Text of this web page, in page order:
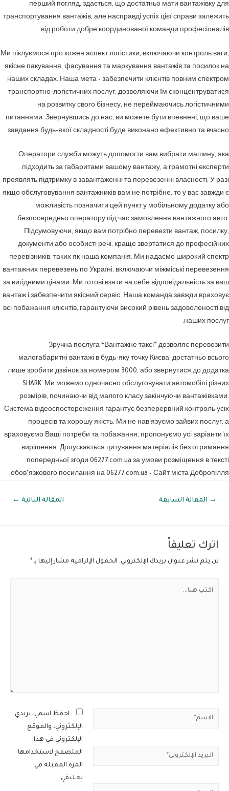
перший погляд, здається, що достатньо мати вантажівку для
транспортування вантажів, але насправді успіх цієї справи залежить
від роботи добре координованої команди професіоналів.
Ми піклуємося про кожен аспект логістики, включаючи контроль ваги,
якісне пакування, фасування та маркування вантажів та посилок на
наших складах. Наша мета – забезпечити клієнтів повним спектром
транспортно-логістичних послуг, дозволяючи їм сконцентруватися
на розвитку свого бізнесу, не переймаючись логістичними
питаннями. Звернувшись до нас, ви можете бути впевнені, що ваше
завдання будь-якої складності буде виконано ефективно та вчасно.
Оператори служби можуть допомогти вам вибрати машину, яка
підходить за габаритами вашому вантажу, а грамотні експерти
проявлять підтримку в завантаженні та перевезенні власності. У разі
якщо обслуговування вантажників вам не потрібне, то у вас завжди є
можливість позначити цей пункт у мобільному додатку або
безпосередньо оператору під час замовлення вантажного авто.
Підсумовуючи, якщо вам потрібно перевезти вантаж, посилку,
документи або особисті речі, краще звертатися до професійних
перевізників, таких як наша компанія. Ми надаємо широкий спектр
вантажних перевезень по Україні, включаючи міжміські перевезення
за вигідними цінами. Ми готові взяти на себе відповідальність за ваш
вантаж і забезпечити якісний сервіс. Наша команда завжди враховує
всі побажання клієнтів, гарантуючи високий рівень задоволеності від
наших послуг.
Зручна послуга “Вантажне таксі” дозволяє перевозити
малогабаритні вантажі в будь-яку точку Києва, достатньо всього
лише зробити дзвінок за номером 3000, або звернутися до додатка
SHARK. Ми можемо одночасно обслуговувати автомобілі різних
розмірів, починаючи від малого класу закінчуючи вантажівками.
Система відеоспостореження гарантує безперервний контроль усіх
процесів та хорошу якість. Ми не нав`язуємо зайвих послуг, а
враховуємо Ваші потреби та побажання, пропонуємо усі варіанти їх
вирішення. Допускається цитування матеріалів без отримання
попередньої згоди 06277.com.ua за умови розміщення в тексті
обов’язкового посилання на 06277.com.ua – Сайт міста Добропілля.
→ المقالة السابقة المقالة التالية ←
اترك تعليقاً
لن يتم نشر عنوان بريدك الإلكتروني. الحقول الإلزامية مشار إليها بـ *
الاسم*
البريد
الموقع
احفظ اسمي، بريدي
الإلكتروني، والموقع
الإلكتروني في هذا
المتصفح لاستخدامها
المرة المقبلة في
تعليقي.